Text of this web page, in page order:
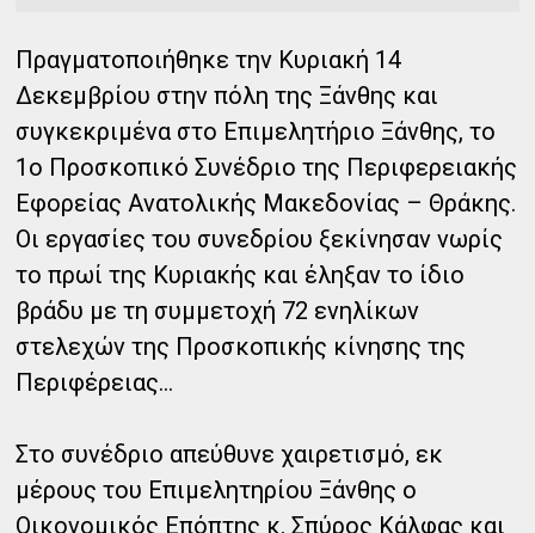
Πραγματοποιήθηκε την Κυριακή 14
Δεκεμβρίου στην πόλη της Ξάνθης και
συγκεκριμένα στο Επιμελητήριο Ξάνθης, το
1ο Προσκοπικό Συνέδριο της Περιφερειακής
Εφορείας Ανατολικής Μακεδονίας – Θράκης.
Οι εργασίες του συνεδρίου ξεκίνησαν νωρίς
το πρωί της Κυριακής και έληξαν το ίδιο
βράδυ με τη συμμετοχή 72 ενηλίκων
στελεχών της Προσκοπικής κίνησης της
Περιφέρειας...
Στο συνέδριο απεύθυνε χαιρετισμό, εκ
μέρους του Επιμελητηρίου Ξάνθης ο
Οικονομικός Επόπτης κ. Σπύρος Κάλφας και